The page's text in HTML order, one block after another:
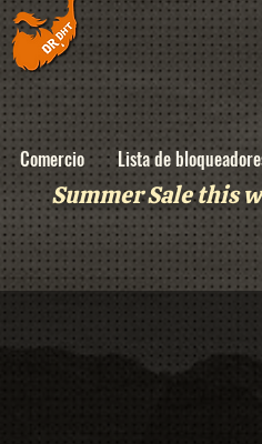
Comercio Lista de
Summer Sale this